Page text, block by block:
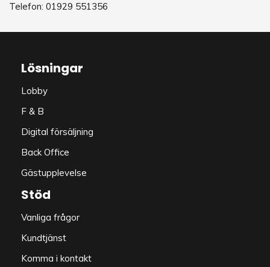
Telefon: 01929 551356
Lösningar
Lobby
F & B
Digital försäljning
Back Office
Gästupplevelse
Stöd
Vanliga frågor
Kundtjänst
Komma i kontakt